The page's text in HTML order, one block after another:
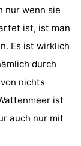
nur wenn sie
ist, ist man
Es ist wirklich
durch
nichts
ist
auch nur mit